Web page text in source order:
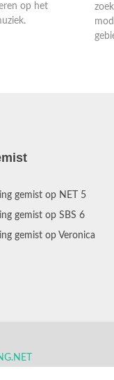
op het
gemist op NET 5
gemist op SBS 6
gemist op Veronica